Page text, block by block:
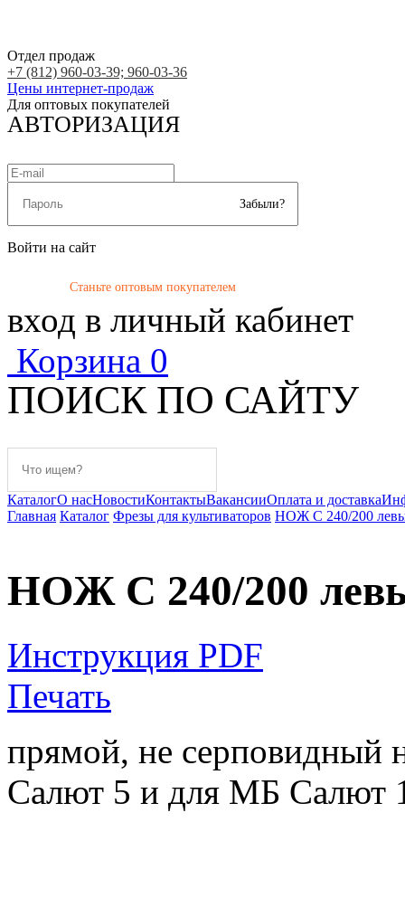
Отдел продаж
+7 (812) 960-03-39; 960-03-36
Цены интернет-продаж
Для оптовых покупателей
АВТОРИЗАЦИЯ
Забыли?
Войти на сайт
Станьте оптовым покупателем
вход в личный кабинет
Корзина 0
ПОИСК ПО САЙТУ
КаталогО насНовостиКонтактыВакансииОплата и доставка
Главная Каталог Фрезы для культиваторов НОЖ С 240/200
НОЖ С 240/200
Инструкция PDF
Печать
прямой, не серповидный
Салют 5 и для МБ Салют